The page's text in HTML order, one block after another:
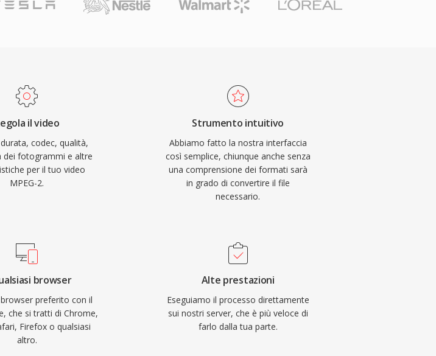
il video
codec, qualità,
dei fotogrammi e altre
per il tuo video
MPEG-2.
Strumento intuitivo
Abbiamo fatto la nostra interfaccia
così semplice, chiunque anche senza
una comprensione dei formati sarà
in grado di convertire il file
necessario.
browser
preferito con il
che si tratti di Chrome,
Firefox o qualsiasi
altro.
Alte prestazioni
Eseguiamo il processo direttamente
sui nostri server, che è più veloce di
farlo dalla tua parte.